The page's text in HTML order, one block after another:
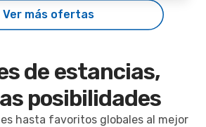
Ver más ofertas
de estancias,
posibilidades
hasta favoritos globales al mejor